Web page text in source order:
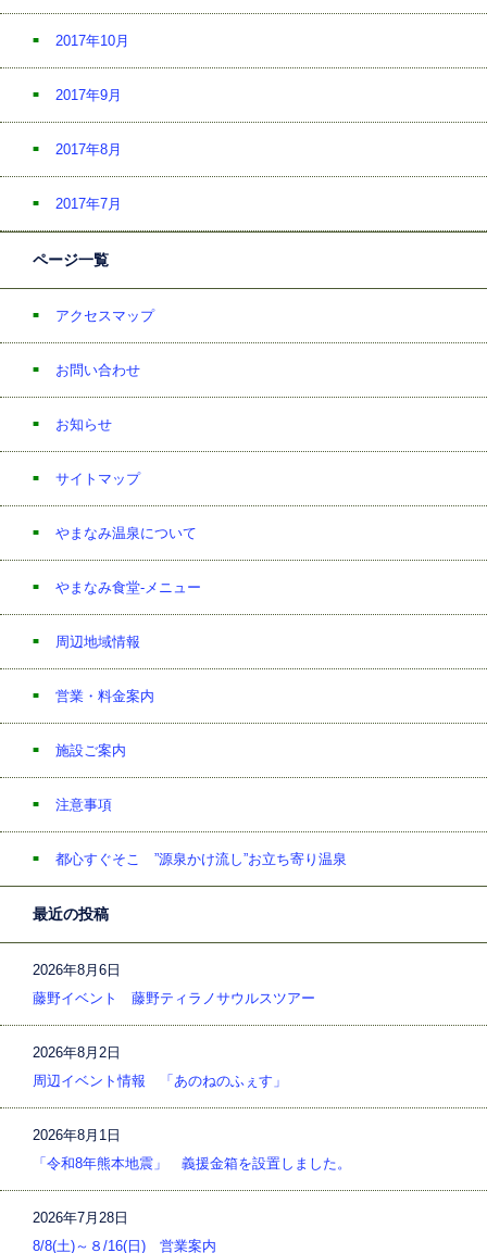
2017年10月
2017年9月
2017年8月
2017年7月
ページ一覧
アクセスマップ
お問い合わせ
お知らせ
サイトマップ
やまなみ温泉について
やまなみ食堂-メニュー
周辺地域情報
営業・料金案内
施設ご案内
注意事項
都心すぐそこ ”源泉かけ流し”お立ち寄り温泉
最近の投稿
2026年8月6日
藤野イベント 藤野ティラノサウルスツアー
2026年8月2日
周辺イベント情報 「あのねのふぇす」
2026年8月1日
「令和8年熊本地震」 義援金箱を設置しました。
2026年7月28日
8/8(土)～８/16(日) 営業案内